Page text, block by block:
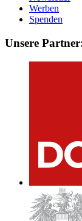
Werben
Spenden
Unsere